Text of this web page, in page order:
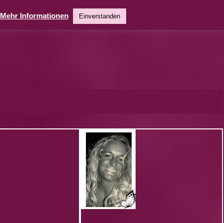
Mehr Informationen Einverstanden